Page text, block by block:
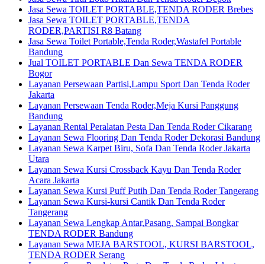
Jasa Sewa TOILET PORTABLE,TENDA RODER Brebes
Jasa Sewa TOILET PORTABLE,TENDA
RODER,PARTISI R8 Batang
Jasa Sewa Toilet Portable,Tenda Roder,Wastafel Portable
Bandung
Jual TOILET PORTABLE Dan Sewa TENDA RODER
Bogor
Layanan Persewaan Partisi,Lampu Sport Dan Tenda Roder
Jakarta
Layanan Persewaan Tenda Roder,Meja Kursi Panggung
Bandung
Layanan Rental Peralatan Pesta Dan Tenda Roder Cikarang
Layanan Sewa Flooring Dan Tenda Roder Dekorasi Bandung
Layanan Sewa Karpet Biru, Sofa Dan Tenda Roder Jakarta
Utara
Layanan Sewa Kursi Crossback Kayu Dan Tenda Roder
Acara Jakarta
Layanan Sewa Kursi Puff Putih Dan Tenda Roder Tangerang
Layanan Sewa Kursi-kursi Cantik Dan Tenda Roder
Tangerang
Layanan Sewa Lengkap Antar,Pasang, Sampai Bongkar
TENDA RODER Bandung
Layanan Sewa MEJA BARSTOOL, KURSI BARSTOOL,
TENDA RODER Serang